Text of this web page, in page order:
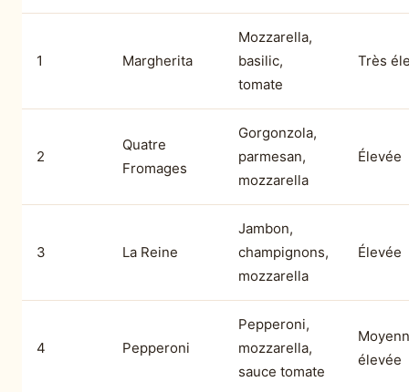
1 Margherita
Mozzarella,
basilic,
tomate
Très
2
Quatre
Fromages
Gorgonzola,
parmesan,
mozzarella
Élevée
3 La Reine
Jambon,
champignons,
mozzarella
Élevée
4 Pepperoni
Pepperoni,
mozzarella,
sauce tomate
élevée